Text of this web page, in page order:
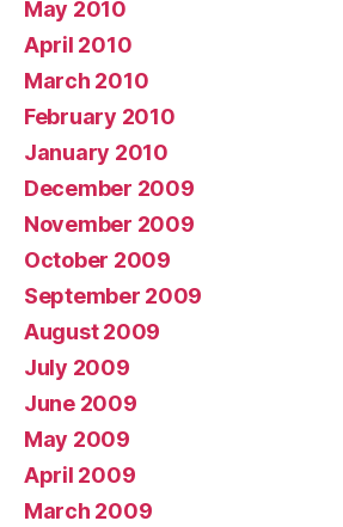
May 2010
April 2010
March 2010
February 2010
January 2010
December 2009
November 2009
October 2009
September 2009
August 2009
July 2009
June 2009
May 2009
April 2009
March 2009